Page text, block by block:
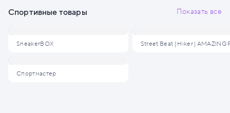
Спортивные товары Показать все
SneakerBOX
Спортмастер
Street Beat | Hiker | AMAZING